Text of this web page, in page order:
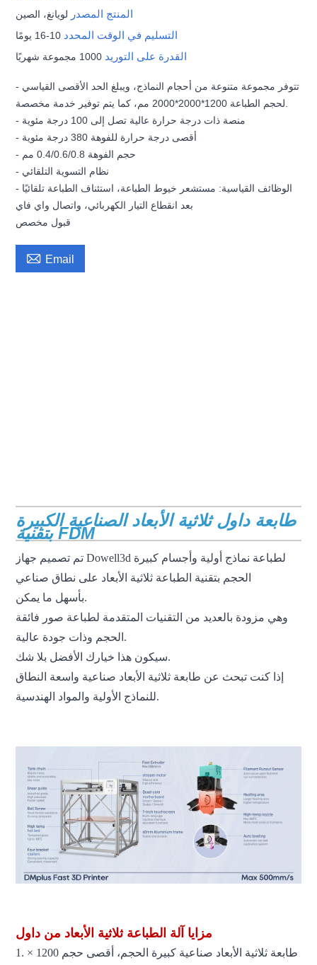
المنتج المصدر لويانغ، الصين
التسليم في الوقت المحدد 10-16 يومًا
القدرة على التوريد 1000 مجموعة شهريًا
- تتوفر مجموعة متنوعة من أحجام النماذج، ويبلغ الحد الأقصى القياسي
لحجم الطباعة 1200*2000*2000 مم، كما يتم توفير خدمة مخصصة.
- منصة ذات درجة حرارة عالية تصل إلى 100 درجة مئوية
- أقصى درجة حرارة للفوهة 380 درجة مئوية
- حجم الفوهة 0.4/0.6/0.8 مم
- نظام التسوية التلقائي
- الوظائف القياسية: مستشعر خيوط الطباعة، استئناف الطباعة تلقائيًا
بعد انقطاع التيار الكهربائي، واتصال واي فاي
قبول مخصص
 Email
طابعة داول ثلاثية الأبعاد الصناعية الكبيرة
بتقنية FDM
تم تصميم جهاز Dowell3d لطباعة نماذج أولية وأجسام كبيرة
بأسهل ما يمكن.
وهي مزودة بالعديد من التقنيات المتقدمة لطباعة صور فائقة
الحجم وذات جودة عالية.
سيكون هذا خيارك الأفضل بلا شك.
إذا كنت تبحث عن طابعة ثلاثية الأبعاد صناعية واسعة النطاق
للنماذج الأولية والمواد الهندسية.
مزايا آلة الطباعة ثلاثية الأبعاد من داول
1. طابعة ثلاثية الأبعاد صناعية كبيرة الحجم، أقصى حجم 1200 ×